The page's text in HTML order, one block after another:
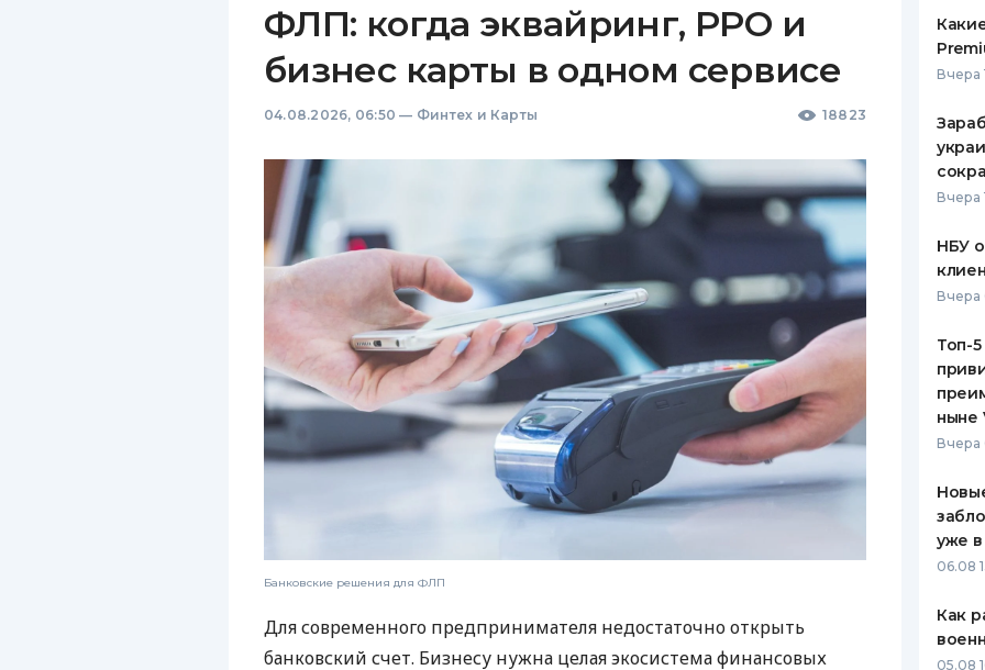
ФЛП: когда эквайринг, РРО и
бизнес карты в одном сервисе
04.08.2026, 06:50 — Финтех и Карты 18823
Банковские решения для ФЛП
Для современного предпринимателя недостаточно открыть
банковский счет. Бизнесу нужна целая экосистема финансовых
Вчера
Вчера
НБУ
Вчера
Топ-
ныне
Вчера
уже в
06.08
Как
05.08